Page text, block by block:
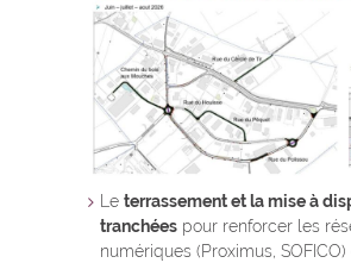
Le terrassement et la mise à
tranchées pour renforcer les
numériques (Proximus, SOFICO)